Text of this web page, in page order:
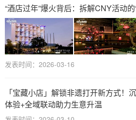
智能 AI 物
数字化
“酒店过年”爆火背后：拆解CNY活动
发表时间：2026-03-16
「宝藏小店」解锁非遗打开新方式！
体验+全域联动助力生意升温